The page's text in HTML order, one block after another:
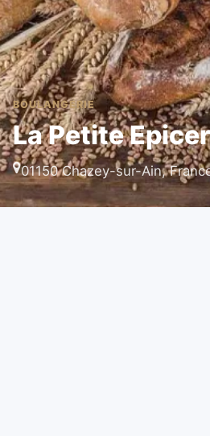
BOULANGERIE
La Petite
01150 Chazey-sur-Ain,